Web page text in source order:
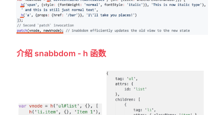
介绍 snabbdom - h 函数